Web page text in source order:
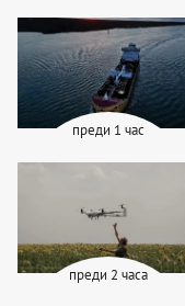
преди 1 час
преди 2 часа